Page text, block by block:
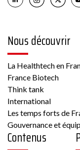
6 rue Pierre
Nous découvrir
La Healthtech en
France Biotech
Think tank
International
Les temps forts de
Gouvernance et
Contenus